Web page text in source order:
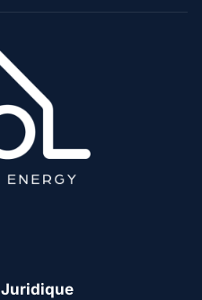
Juridique